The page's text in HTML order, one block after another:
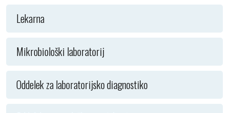
Lekarna
Mikrobiološki laboratorij
Oddelek za laboratorijsko diagnostiko